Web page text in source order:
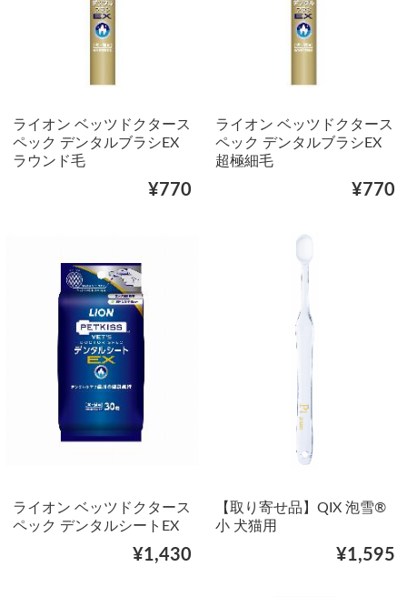
ライオン ベッツドクタース
ペック デンタルブラシEX
ラウンド毛
¥770
ライオン ベッツドクタース
ペック デンタルブラシEX
超極細毛
¥770
ライオン ベッツドクタース
ペック デンタルシートEX
¥1,430
【取り寄せ品】QIX 泡雪®
小 犬猫用
¥1,595